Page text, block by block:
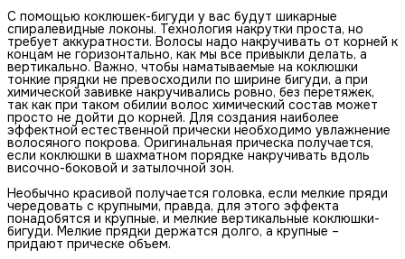
С помощью коклюшек-бигуди у вас будут шикарные
спиралевидные локоны. Технология накрутки проста, но
требует аккуратности. Волосы надо накручивать от корней к
концам не горизонтально, как мы все привыкли делать, а
вертикально. Важно, чтобы наматываемые на коклюшки
тонкие прядки не превосходили по ширине бигуди, а при
химической завивке накручивались ровно, без перетяжек,
так как при таком обилии волос химический состав может
просто не дойти до корней. Для создания наиболее
эффектной естественной прически необходимо увлажнение
волосяного покрова. Оригинальная прическа получается,
если коклюшки в шахматном порядке накручивать вдоль
височно-боковой и затылочной зон.
Необычно красивой получается головка, если мелкие пряди
чередовать с крупными, правда, для этого эффекта
понадобятся и крупные, и мелкие вертикальные коклюшки-
бигуди. Мелкие прядки держатся долго, а крупные –
придают прическе объем.